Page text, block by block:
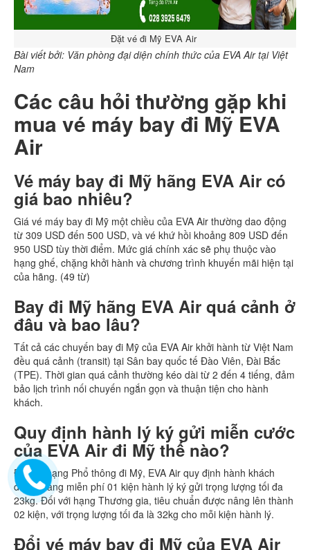
Đặt vé đi Mỹ EVA Air
Bài viết bởi: Văn phòng đại diện chính thức của EVA Air tại Việt
Nam
Các câu hỏi thường gặp khi
mua vé máy bay đi Mỹ EVA
Air
Vé máy bay đi Mỹ hãng EVA Air có
giá bao nhiêu?
Giá vé máy bay đi Mỹ một chiều của EVA Air thường dao động
từ 309 USD đến 500 USD, và vé khứ hồi khoảng 809 USD đến
950 USD tùy thời điểm. Mức giá chính xác sẽ phụ thuộc vào
hạng ghế, chặng khởi hành và chương trình khuyến mãi hiện tại
của hãng. (49 từ)
Bay đi Mỹ hãng EVA Air quá cảnh ở
đâu và bao lâu?
Tất cả các chuyến bay đi Mỹ của EVA Air khởi hành từ Việt Nam
đều quá cảnh (transit) tại Sân bay quốc tế Đào Viên, Đài Bắc
(TPE). Thời gian quá cảnh thường kéo dài từ 2 đến 4 tiếng, đảm
bảo lịch trình nối chuyến ngắn gọn và thuận tiện cho hành
khách.
Quy định hành lý ký gửi miễn cước
của EVA Air đi Mỹ thế nào?
Đối với hạng Phổ thông đi Mỹ, EVA Air quy định hành khách
được mang miễn phí 01 kiện hành lý ký gửi trọng lượng tối đa
23kg. Đối với hạng Thương gia, tiêu chuẩn được nâng lên thành
02 kiện, với trọng lượng tối đa là 32kg cho mỗi kiện hành lý.
Đổi vé máy bay đi Mỹ của EVA Air